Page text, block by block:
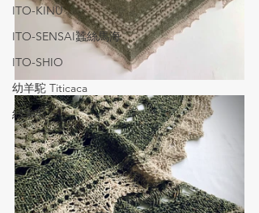
ITO-KINU
ITO-SENSAI蠶絲馬海
ITO-SHIO
幼羊駝 Titicaca
絲羊毛